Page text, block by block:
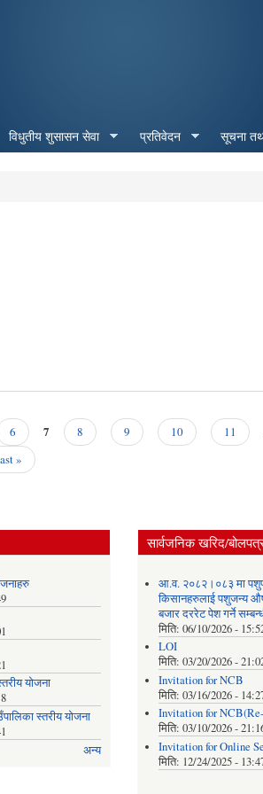
विधुतीय शुसासन सेवा प्रतिवेदन सूचना
6 7 8 9 10 11
»
योजना
स्तरीय योजना
अन्य
सार्वजनिक खरिद/
आ.व. २०८२।०८३ मा
किसानहरुलाई पशुजन्य
बजार दररेट पेश गर्ने
मिति: 06/10/2026 -
LOI
मिति: 03/20/2026 -
Invitation for NCB
मिति: 03/16/2026 -
Invitation for
मिति: 03/10/2026 -
Invitation for Online
मिति: 12/24/2025 -